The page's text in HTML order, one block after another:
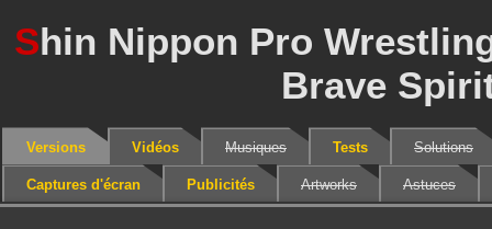
Shin Nippon Pro
Brave
Versions Vidéos Musiques Tests Solutions
Captures d'écran Publicités Artworks Astuces